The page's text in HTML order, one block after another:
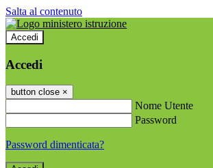
Salta al contenuto
Accedi
Accedi
button close ×
Nome Utente
Password
Password dimenticata?